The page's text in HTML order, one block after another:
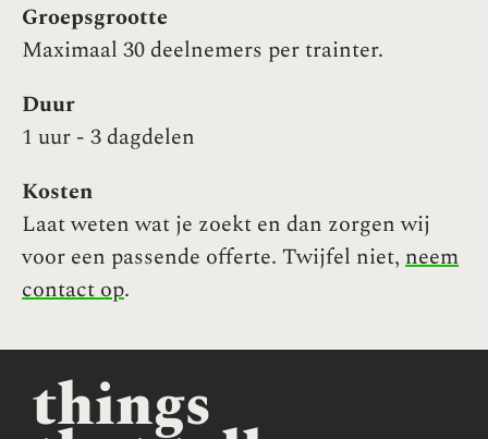
Groepsgrootte
Maximaal 30 deelnemers per trainter.
Duur
1 uur - 3 dagdelen
Kosten
Laat weten wat je zoekt en dan zorgen wij
voor een passende offerte. Twijfel niet, neem
contact op.
things